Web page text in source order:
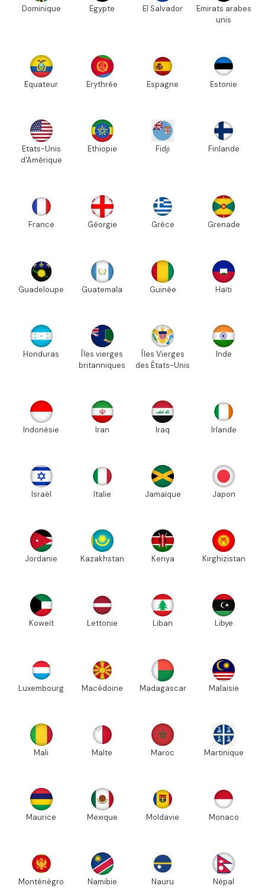
Dominique Egypte El Salvador
Emirats arabes
unis
Equateur Erythrée Espagne Estonie
Etats-Unis
d'Amérique
Ethiopie Fidji Finlande
France Géorgie Grèce Grenade
Guadeloupe Guatemala Guinée Haïti
Honduras
Îles vierges
britanniques
Îles Vierges
des États-Unis
Inde
Indonésie Iran Iraq Irlande
Israël Italie Jamaïque Japon
Jordanie Kazakhstan Kenya Kirghizistan
Koweït Lettonie Liban Libye
Luxembourg Macédoine Madagascar Malaisie
Mali Malte Maroc Martinique
Maurice Mexique Moldavie Monaco
Monténégro Namibie Nauru Népal